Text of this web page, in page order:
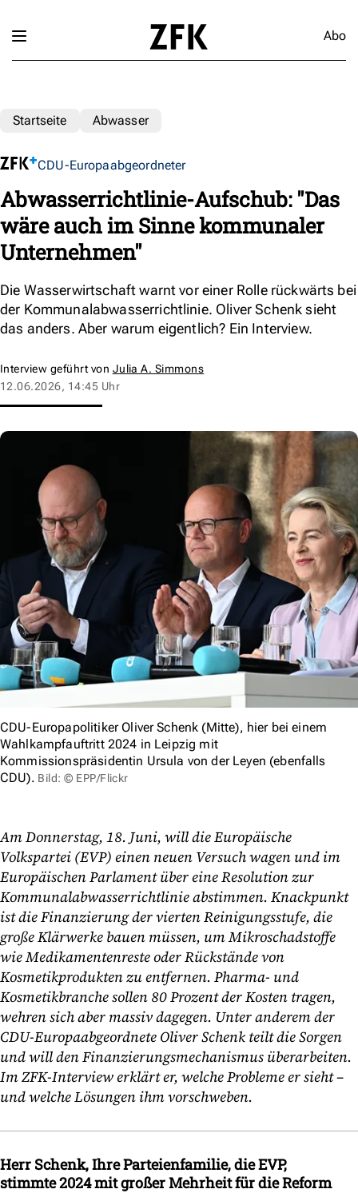
Abo
Startseite Abwasser
CDU-Europaabgeordneter
Abwasserrichtlinie-Aufschub: "Das
wäre auch im Sinne kommunaler
Unternehmen"
Die Wasserwirtschaft warnt vor einer Rolle rückwärts bei
der Kommunalabwasserrichtlinie. Oliver Schenk sieht
das anders. Aber warum eigentlich? Ein Interview.
Interview geführt von Julia A. Simmons
12.06.2026, 14:45 Uhr
CDU-Europapolitiker Oliver Schenk (Mitte), hier bei einem
Wahlkampfauftritt 2024 in Leipzig mit
Kommissionspräsidentin Ursula von der Leyen (ebenfalls
CDU). Bild: © EPP/Flickr
Am Donnerstag, 18. Juni, will die Europäische
Volkspartei (EVP) einen neuen Versuch wagen und im
Europäischen Parlament über eine Resolution zur
Kommunalabwasserrichtlinie abstimmen. Knackpunkt
ist die Finanzierung der vierten Reinigungsstufe, die
große Klärwerke bauen müssen, um Mikroschadstoffe
wie Medikamentenreste oder Rückstände von
Kosmetikprodukten zu entfernen. Pharma- und
Kosmetikbranche sollen 80 Prozent der Kosten tragen,
wehren sich aber massiv dagegen. Unter anderem der
CDU-Europaabgeordnete Oliver Schenk teilt die Sorgen
und will den Finanzierungsmechanismus überarbeiten.
Im ZFK-Interview erklärt er, welche Probleme er sieht –
und welche Lösungen ihm vorschweben.
Herr Schenk, Ihre Parteienfamilie, die EVP,
stimmte 2024 mit großer Mehrheit für die Reform